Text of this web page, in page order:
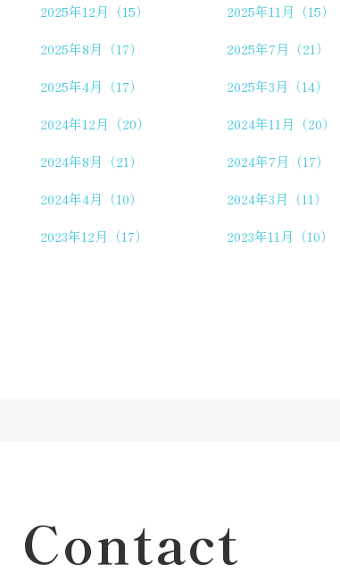
2025年12月（15）
2025年11月（15）
2025年8月（17）
2025年7月（21）
2025年4月（17）
2025年3月（14）
2024年12月（20）
2024年11月（20）
2024年8月（21）
2024年7月（17）
2024年4月（10）
2024年3月（11）
2023年12月（17）
2023年11月（10）
Contact